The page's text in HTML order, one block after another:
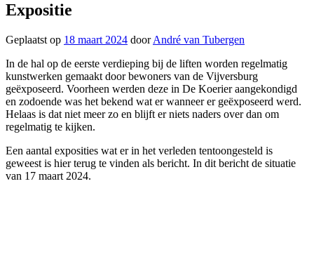
Expositie
Geplaatst op 18 maart 2024 doorAndré van Tubergen
In de hal op de eerste verdieping bij de liften worden regelmatig
kunstwerken gemaakt door bewoners van de Vijversburg
geëxposeerd. Voorheen werden deze in De Koerier aangekondigd
en zodoende was het bekend wat er wanneer er geëxposeerd werd.
Helaas is dat niet meer zo en blijft er niets naders over dan om
regelmatig te kijken.
Een aantal exposities wat er in het verleden tentoongesteld is
geweest is hier terug te vinden als bericht. In dit bericht de situatie
van 17 maart 2024.